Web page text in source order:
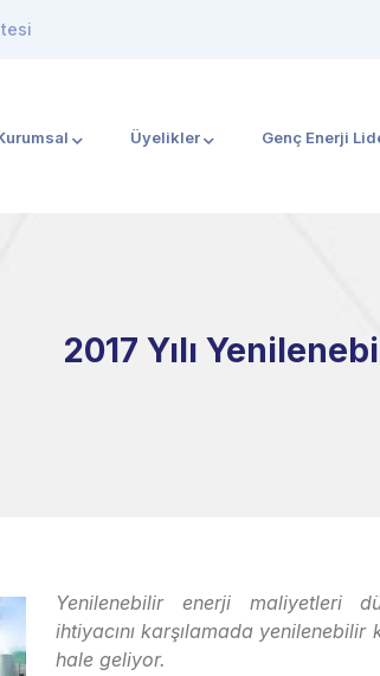
Üyelikler Genç Enerji
2017 Yılı
Yenilenebilir enerji maliyetleri
ihtiyacını karşılamada
hale geliyor.